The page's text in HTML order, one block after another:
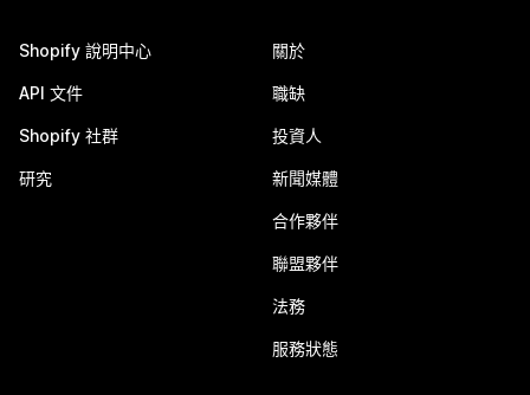
Shopify 說明中心
API 文件
Shopify 社群
研究
關於
職缺
投資人
新聞媒體
合作夥伴
聯盟夥伴
法務
服務狀態